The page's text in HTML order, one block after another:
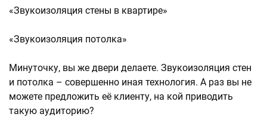
«Звукоизоляция стены в квартире»
«Звукоизоляция потолка»
Минуточку, вы же двери делаете. Звукоизоляция стен
и потолка – совершенно иная технология. А раз вы не
можете предложить её клиенту, на кой приводить
такую аудиторию?